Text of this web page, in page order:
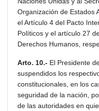
Organización de Estados
el Artículo 4 del Pacto
Políticos y el artículo 27
Derechos Humanos,
Arto. 10.- El Presidente
suspendidos los
constitucionales, en los
seguridad de la nación,
de las autoridades en